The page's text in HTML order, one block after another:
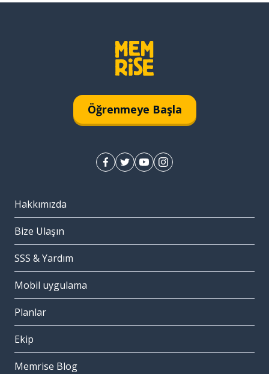
Öğrenmeye Başla
Hakkımızda
Bize Ulaşın
SSS & Yardım
Mobil uygulama
Planlar
Ekip
Memrise Blog